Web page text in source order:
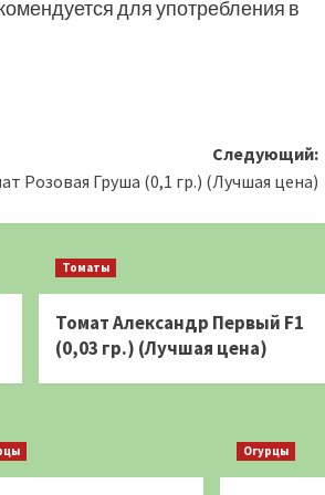
для употребления в
Следующий:
Розовая Груша (0,1 гр.) (Лучшая цена)
Томаты
Томат Александр Первый F1
(0,03 гр.) (Лучшая цена)
Огурцы